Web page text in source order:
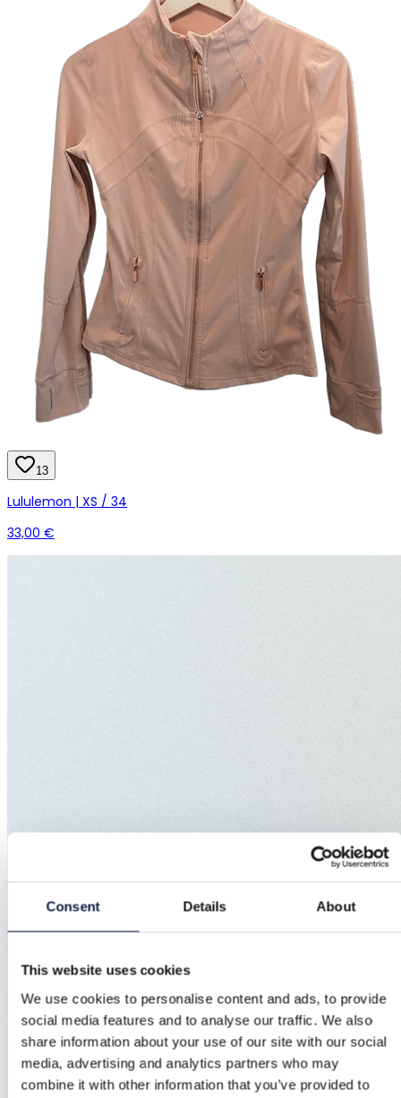
Consent Details About
This website uses cookies
We use cookies to personalise content and ads, to provide
social media features and to analyse our traffic. We also
share information about your use of our site with our social
media, advertising and analytics partners who may
combine it with other information that you’ve provided to
13
Lululemon | XS / 34
33,00 €